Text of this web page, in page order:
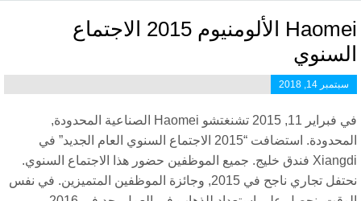
Haomei الألومنيوم 2015 الاجتماع
سبتمبر 14, 2018
في فبراير 11, 2015 تشنغتشو Haomei الصناعية المحدودة,
المحدودة. استضافت “2015 الاجتماع السنوي العام الجديد” في
Xiangdi فندق خليج. جميع الموظفين حضور هذا الاجتماع السنوي.
نحتفل تجاري ناجح في 2015, وجائزة الموظفين المتميزين. في نفس